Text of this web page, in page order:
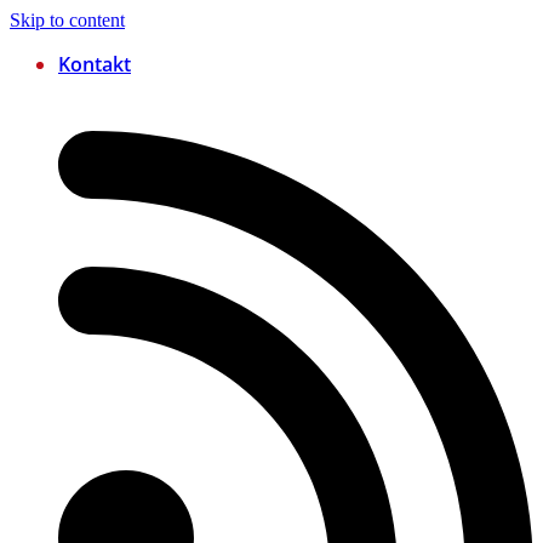
Skip to content
Kontakt